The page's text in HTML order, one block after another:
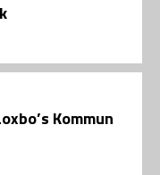
Kommun